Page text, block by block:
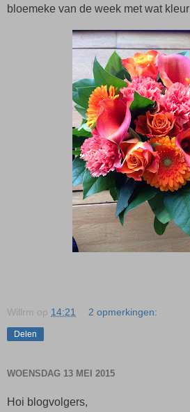
bloemeke van de week met wat kleur
Willrm op 14:21 2 opmerkingen:
Delen
WOENSDAG 13 MEI 2015
Hoi blogvolgers,